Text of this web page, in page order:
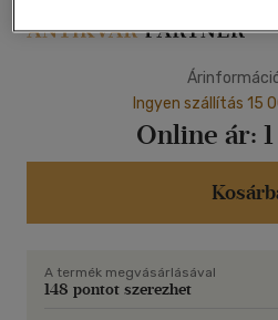
Ingyen szállítás 15
Online ár:
A termék megvásárlásával
148 pontot szerezhet